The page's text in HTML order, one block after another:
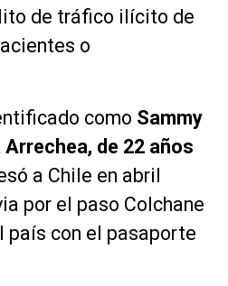
de tráfico ilícito de
o
como Sammy
de 22 años
a Chile en abril
por el paso Colchane
país con el pasaporte